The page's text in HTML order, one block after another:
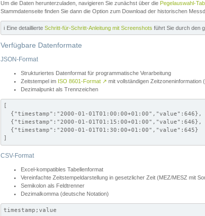
Um die Daten herunterzuladen, navigieren Sie zunächst über die Pegelauswahl-
Stammdatenseite finden Sie dann die Option zum Download der historischen
ℹ️ Eine detaillierte Schritt-für-Schritt-Anleitung mit Screenshots führt Sie durch den
Verfügbare Datenformate
JSON-Format
Strukturiertes Datenformat für programmatische Verarbeitung
Zeitstempel im ISO 8601-Format ↗ mit vollständigen
Dezimalpunkt als Trennzeichen
[
  {"timestamp":"2000-01-01T01:00:00+01:00","value":646},
  {"timestamp":"2000-01-01T01:15:00+01:00","value":646},
  {"timestamp":"2000-01-01T01:30:00+01:00","value":645}
]
CSV-Format
Excel-kompatibles Tabellenformat
Vereinfachte Zeitstempeldarstellung in gesetzlicher Zeit (MEZ/MESZ mit
Semikolon als Feldtrenner
Dezimalkomma (deutsche Notation)
timestamp;value